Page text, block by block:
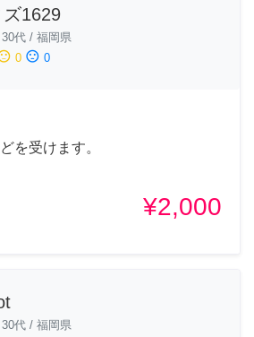
ズ1629
30代 / 福岡県
0 sentiment_dissatisfied 0
を受けます。
¥2,000
30代 / 福岡県